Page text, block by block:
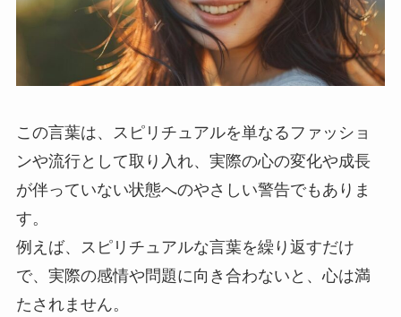
この言葉は、スピリチュアルを単なるファッショ
ンや流行として取り入れ、実際の心の変化や成長
が伴っていない状態へのやさしい警告でもありま
す。
例えば、スピリチュアルな言葉を繰り返すだけ
で、実際の感情や問題に向き合わないと、心は満
たされません。